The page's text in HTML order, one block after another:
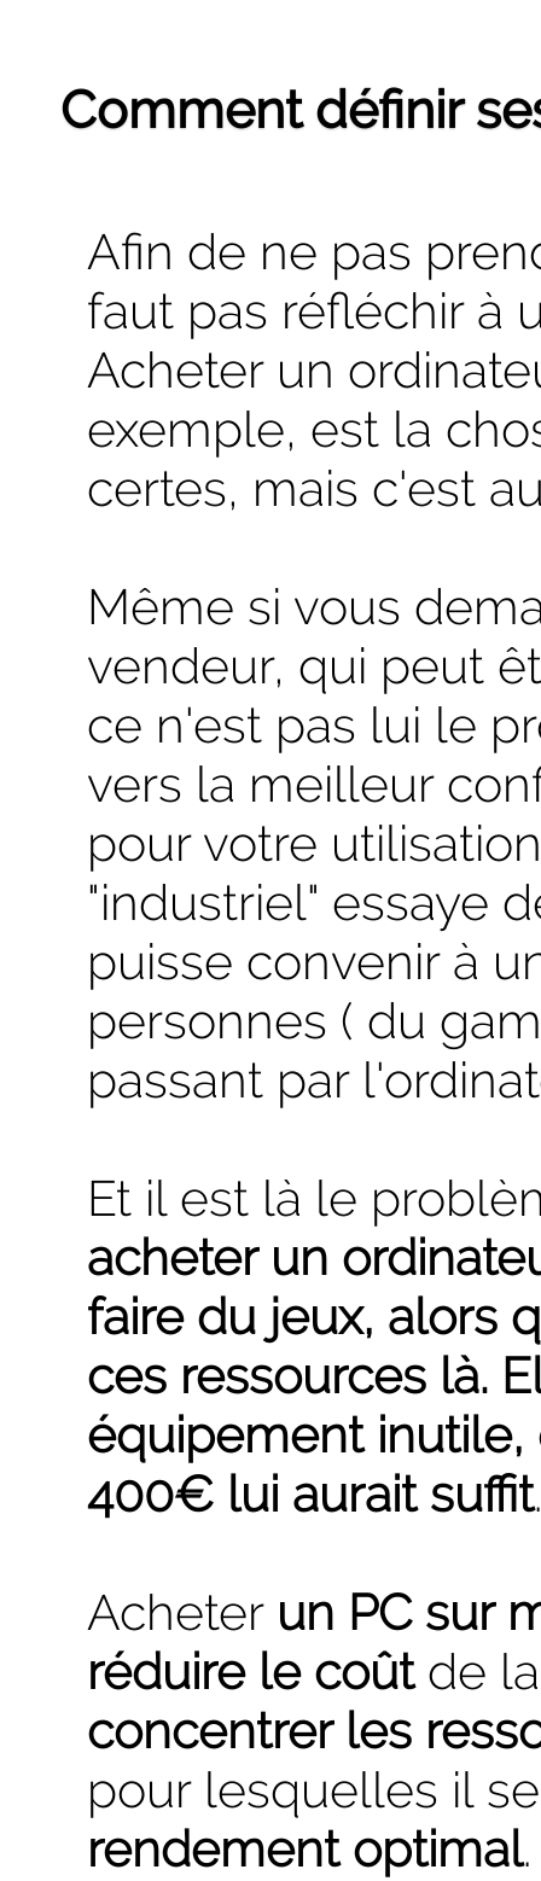
Comment définir
Afin de ne pas
faut pas réfléchir à
Acheter un
exemple, est la
certes, mais c'est
Même si vous
vendeur, qui peut
ce n'est pas lui le
vers la meilleur
pour votre
"industriel" essaye
puisse convenir à
personnes ( du
passant par
Et il est là le
acheter un
faire du jeux, alors
ces ressources là.
équipement
400€ lui aurait suffit.
Acheter un PC sur
réduire le coûtde
concentrer les
pour lesquelles il
rendement optimal.